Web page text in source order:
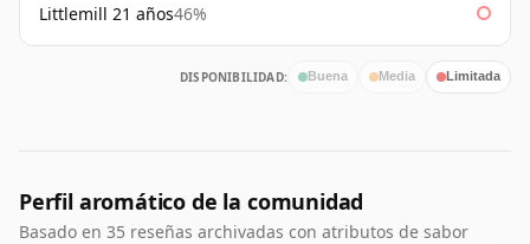
Littlemill 21 años46%
DISPONIBILIDAD: Buena Media Limitada
Perfil aromático de la comunidad
Basado en 35 reseñas archivadas con atributos de sabor